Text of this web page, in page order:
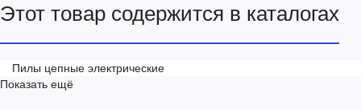
Этот товар содержится в каталогах
Пилы цепные электрические
Показать ещё